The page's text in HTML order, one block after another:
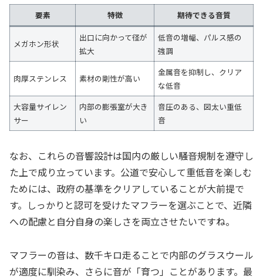
要素 特徴 期待できる音質
メガホン形状
出口に向かって径が
拡大
低音の増幅、パルス感の
強調
肉厚ステンレス 素材の剛性が高い
金属音を抑制し、クリア
な低音
大容量サイレン
サー
内部の膨張室が大き
い
音圧のある、図太い重低
音
なお、これらの音響設計は国内の厳しい騒音規制を遵守し
た上で成り立っています。公道で安心して重低音を楽しむ
ためには、政府の基準をクリアしていることが大前提で
す。しっかりと認可を受けたマフラーを選ぶことで、近隣
への配慮と自分自身の楽しさを両立させたいですね。
マフラーの音は、数千キロ走ることで内部のグラスウール
が適度に馴染み、さらに音が「育つ」ことがあります。最